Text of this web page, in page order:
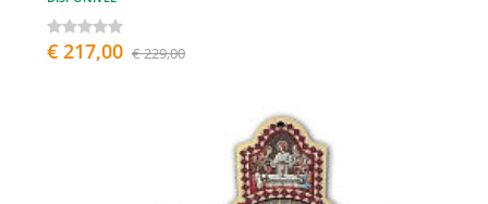
€ 217,00 € 229,00